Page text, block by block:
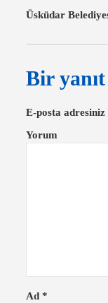
Üsküdar
Bir yanıt
E-posta adresiniz
Yorum
Ad *